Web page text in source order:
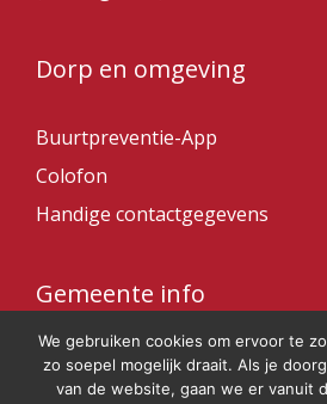
Dorp en omgeving
Buurtpreventie-App
Colofon
Handige contactgegevens
Gemeente info
Gemeente Veendam
We gebruiken cookies om ervoor te
zo soepel mogelijk draait. Als je
van de website, gaan we er vanuit